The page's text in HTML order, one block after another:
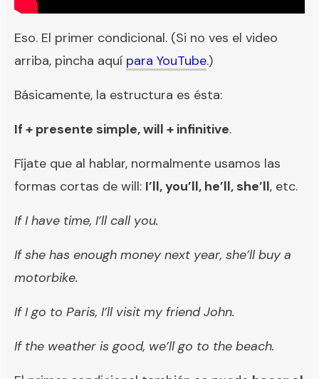
Eso. El primer condicional. (Si no ves el video
arriba, pincha aquí para YouTube.)
Básicamente, la estructura es ésta:
If + presente simple, will + infinitive.
Fíjate que al hablar, normalmente usamos las
formas cortas de will: I’ll, you’ll, he’ll, she’ll, etc.
If I have time, I’ll call you.
If she has enough money next year, she’ll buy a
motorbike.
If I go to Paris, I’ll visit my friend John.
If the weather is good, we’ll go to the beach.